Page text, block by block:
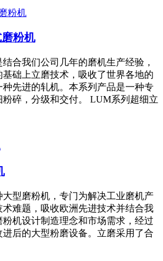
粉机
合我们公司几年的磨机生产经验，
础上立磨技术，吸收了世界各地的
种先进的轧机。本系列产品是一种专
粉碎，分级和交付。 LUM系列超细立
大型磨粉机，专门为解决工业磨机产
难题，吸收欧洲先进技术并结合我
机设计制造理念和市场需求，经过
后的大型粉磨设备。立磨采用了合